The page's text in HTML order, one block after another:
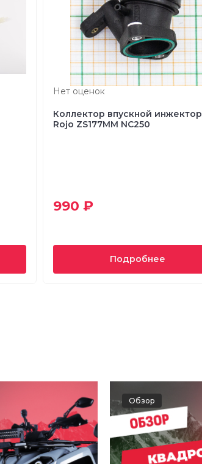
Нет оценок
Коллектор впускной инжектор
Rojo ZS177MM NC250
990 ₽
Подробнее
Обзор